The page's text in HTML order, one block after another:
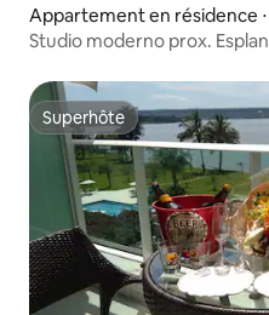
Appartement en résidence
Studio moderno prox.
Superhôte
Superhôte